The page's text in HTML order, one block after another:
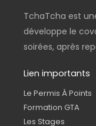
TchaTcha est
développe le
soirées, après
Lien importants
Le Permis À Points
Formation GTA
Les Stages